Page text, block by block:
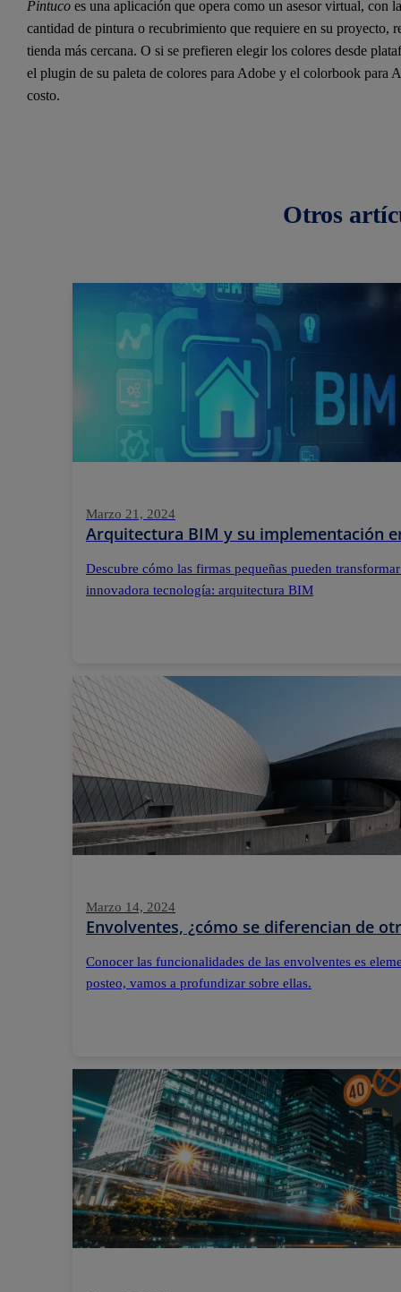
Pintucoes una aplicación que opera como un asesor virtual, con
cantidad de pintura o recubrimiento que requiere en su proyecto,
tienda más cercana. O si se prefieren elegir los colores desde
el plugin de su paleta de colores para Adobe y el colorbook para
costo.
Otros
Marzo 21, 2024
Arquitectura BIM y su implementación
Descubre cómo las firmas pequeñas pueden
innovadora tecnología: arquitectura BIM
Marzo 14, 2024
Envolventes, ¿cómo se diferencian de
Conocer las funcionalidades de las envolventes es
posteo, vamos a profundizar sobre ellas.